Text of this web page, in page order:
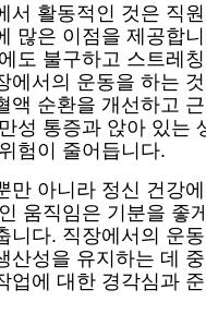
서 활동적인 것은 직
많은 이점을 제공합
도 불구하고 스트레
에서의 운동을 하는
액 순환을 개선하고
성 통증과 앉아 있는
험이 줄어듭니다.
만 아니라 정신 건강
움직임은 기분을 좋
니다. 직장에서의 운
산성을 유지하는 데
업에 대한 경각심과